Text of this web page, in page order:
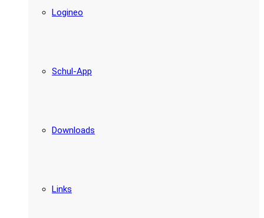
Logineo
Schul-App
Downloads
Links